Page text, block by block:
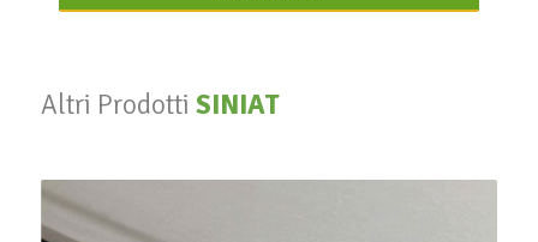
Altri Prodotti SINIAT